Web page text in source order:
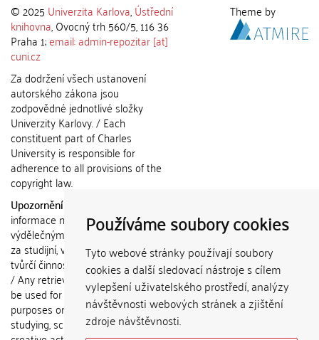
Používáme soubory cookies
Tyto webové stránky používají soubory
cookies a další sledovací nástroje s cílem
vylepšení uživatelského prostředí, analýzy
návštěvnosti webových stránek a zjištění
zdroje návštěvnosti.
© 2025 Univerzita Karlova,Ústřední
knihovna, Ovocný trh 560/5, 116 36
Praha 1;email: admin-repozitar [at]
cuni.cz
Za dodržení všech ustanovení
autorského zákona jsou
zodpovědné jednotlivé složky
Univerzity Karlovy. / Each
constituent part of Charles
University is responsible for
adherence to all provisions of the
copyright law.
Upozornění / Notice:
informace nemohou být použity k
výdělečným účelům nebo vydávány
za studijní, vědeckou nebo jinou
tvůrčí činnost jiné osoby než autora.
/ Any retrieved information shall not
be used for any commercial
purposes or claimed as results of
studying, scientific or any other
Theme by